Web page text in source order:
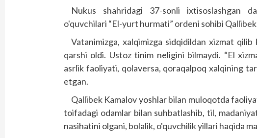
Nukus shahridagi 37-sonli ixtisoslashgan
o'quvchilari “El-yurt hurmati” ordeni sohibi
Vatanimizga, xalqimizga sidqidildan xizmat
qarshi oldi. Ustoz tinim neligini bilmaydi. “El
asrlik faoliyati, qolaversa, qoraqalpoq xalqining
etgan.
Qallibek Kamalov yoshlar bilan muloqotda
toifadagi odamlar bilan suhbatlashib, til,
nasihatini olgani, bolalik, o'quvchilik yillari haqida